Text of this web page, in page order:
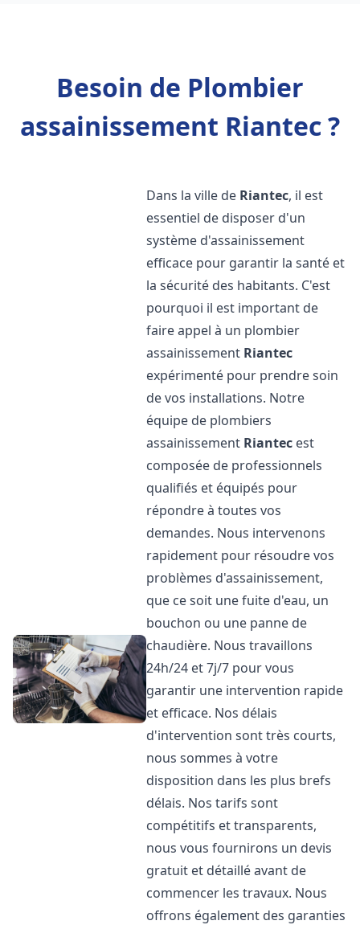
Besoin de Plombier
assainissement Riantec ?
Dans la ville de Riantec, il est
essentiel de disposer d'un
système d'assainissement
efficace pour garantir la santé et
la sécurité des habitants. C'est
pourquoi il est important de
faire appel à un plombier
assainissement Riantec
expérimenté pour prendre soin
de vos installations. Notre
équipe de plombiers
assainissement Riantec est
composée de professionnels
qualifiés et équipés pour
répondre à toutes vos
demandes. Nous intervenons
rapidement pour résoudre vos
problèmes d'assainissement,
que ce soit une fuite d'eau, un
bouchon ou une panne de
chaudière. Nous travaillons
24h/24 et 7j/7 pour vous
garantir une intervention rapide
et efficace. Nos délais
d'intervention sont très courts,
nous sommes à votre
disposition dans les plus brefs
délais. Nos tarifs sont
compétitifs et transparents,
nous vous fournirons un devis
gratuit et détaillé avant de
commencer les travaux. Nous
offrons également des garanties